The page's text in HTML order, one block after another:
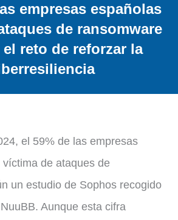
empresas españolas
de ransomware
el reto de reforzar la
el 59% de las empresas
de ataques de
un estudio de Sophos recogido
Aunque esta cifra